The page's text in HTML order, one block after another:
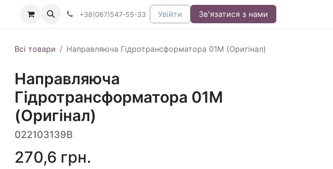
+38(067)547-55-33 Увійти Зв'язатися з нами
Всі товари Направляюча Гідротрансформатора 01M (Оригінал)
Направляюча
Гідротрансформатора 01M
(Оригінал)
022103139B
270,6 грн.